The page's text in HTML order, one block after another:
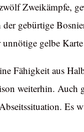
Zweikämpfe,
gebürtige
gelbe
Fähigkeit aus
weiterhin. Auch
Es